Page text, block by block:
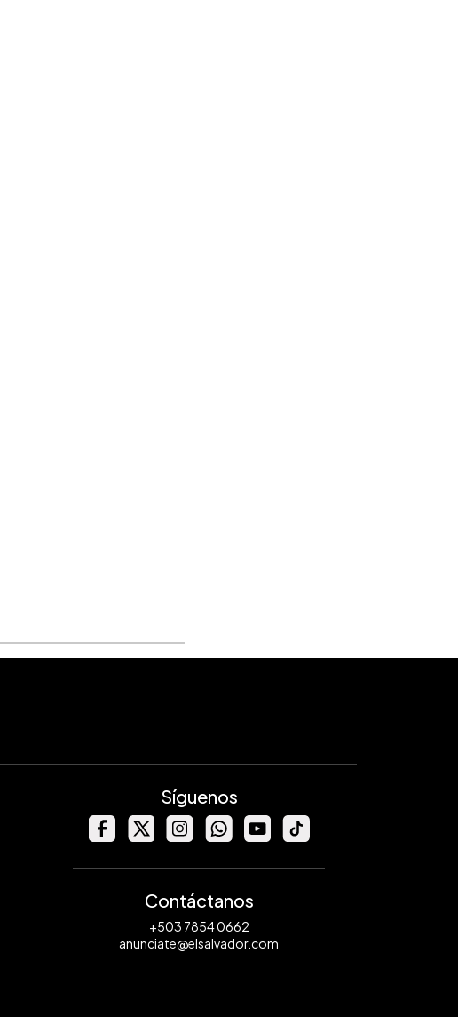
Síguenos
Contáctanos
+503 7854 0662
anunciate@elsalvador.com